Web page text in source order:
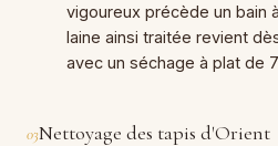
vigoureux précède un bain
laine ainsi traitée revient
avec un séchage à plat de
03Nettoyage des tapis d'Orient